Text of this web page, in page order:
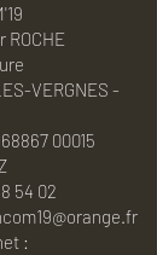
VERGNES -
00015
54 02
: